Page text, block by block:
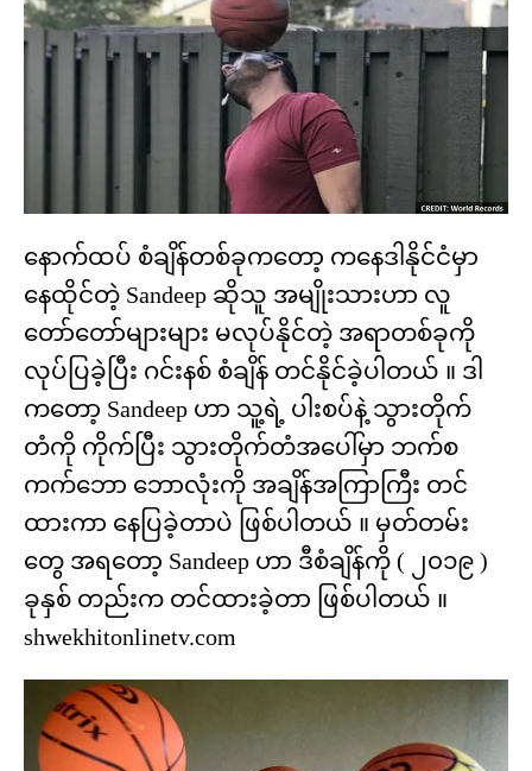
နောက်ထပ် စံချိန်တစ်ခုကတော့ ကနေဒါနိုင်ငံမှာ
နေထိုင်တဲ့ Sandeep ဆိုသူ အမျိုးသားဟာ လူ
တော်တော်များများ မလုပ်နိုင်တဲ့ အရာတစ်ခုကို
လုပ်ပြခဲ့ပြီး ဂင်းနစ် စံချိန် တင်နိုင်ခဲ့ပါတယ် ။ ဒါ
ကတော့ Sandeep ဟာ သူ့ရဲ့ ပါးစပ်နဲ့ သွားတိုက်
တံကို ကိုက်ပြီး သွားတိုက်တံအပေါ်မှာ ဘက်စ
ကက်ဘော ဘောလုံးကို အချိန်အကြာကြီး တင်
ထားကာ နေပြခဲ့တာပဲ ဖြစ်ပါတယ် ။ မှတ်တမ်း
တွေ အရတော့ Sandeep ဟာ ဒီစံချိန်ကို ( ၂၀၁၉ )
ခုနှစ် တည်းက တင်ထားခဲ့တာ ဖြစ်ပါတယ် ။
shwekhitonlinetv.com